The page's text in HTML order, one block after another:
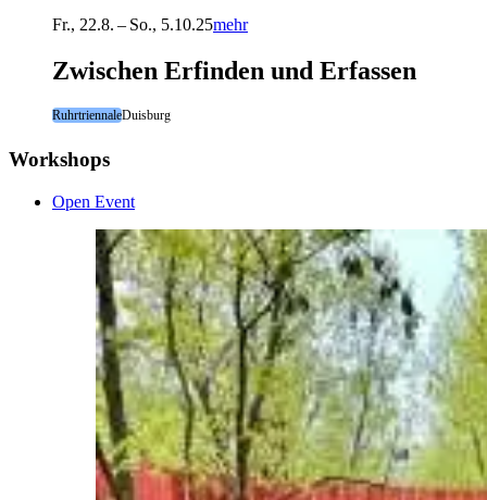
Fr., 22.8. – So., 5.10.25mehr
Zwischen Erfinden und Erfassen
RuhrtriennaleDuisburg
Workshops
Open Event